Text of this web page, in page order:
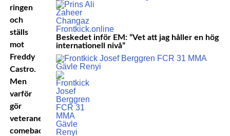
ringen
och
ställs
mot
Freddy
Castro.
Men
varför
gör
veteranen
comeback
Beskedet inför EM: ”Vet att jag håller en hög
internationell nivå”